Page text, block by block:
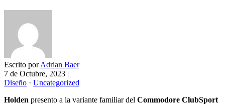
Escrito porAdrian Baer
7 de Octubre, 2023 |
Diseño · Uncategorized
Holden presento a la variante familiar del Commodore ClubSport